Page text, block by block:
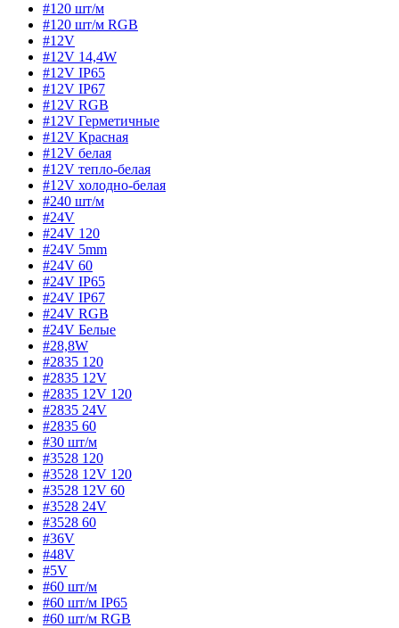
#120 шт/м
#120 шт/м RGB
#12V
#12V 14,4W
#12V IP65
#12V IP67
#12V RGB
#12V Герметичные
#12V Красная
#12V белая
#12V тепло-белая
#12V холодно-белая
#240 шт/м
#24V
#24V 120
#24V 5mm
#24V 60
#24V IP65
#24V IP67
#24V RGB
#24V Белые
#28,8W
#2835 120
#2835 12V
#2835 12V 120
#2835 24V
#2835 60
#30 шт/м
#3528 120
#3528 12V 120
#3528 12V 60
#3528 24V
#3528 60
#36V
#48V
#5V
#60 шт/м
#60 шт/м IP65
#60 шт/м RGB